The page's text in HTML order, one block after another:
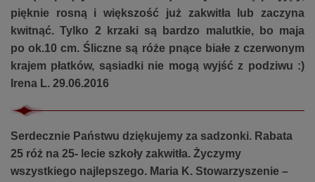
pięknie rosną i większość już zakwitła lub zaczyna
kwitnąć. Tylko 2 krzaki są bardzo malutkie, bo maja
po ok.10 cm. Śliczne są róże pnące białe z czerwonym
krajem płatków, sąsiadki nie mogą wyjść z podziwu :)
Irena L. 29.06.2016
Serdecznie Państwu dziękujemy za sadzonki. Rabata
25 róż na 25- lecie szkoły zakwitła. Życzymy
wszystkiego najlepszego. Maria K. Stowarzyszenie –